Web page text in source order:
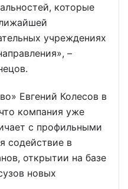
которые
учреждениях
–
Евгений Колесов в
компания уже
с профильными
содействие в
открытии на базе
новых